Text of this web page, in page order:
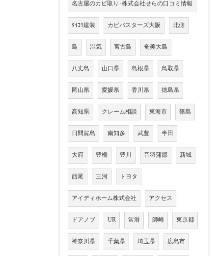
名古屋のカビ取り･株式会社せらの口コミ情報
ﾀｲｺｳ建装 カビバスターズ大阪 北側
島 湿気 宮古島 奄美大島
八丈島 山口県 島根県 鳥取県
岡山県 愛媛県 香川県 徳島県
高知県 クレーム相談 東海市 篠島
日間賀島 南知多 武豊 半田
大府 豊橋 豊川 音羽蒲郡 新城
西尾 三河 トヨタ
アイディホーム株式会社 アクセス
ドアノブ UR 常滑 師崎 東京都
神奈川県 千葉県 埼玉県 広島市